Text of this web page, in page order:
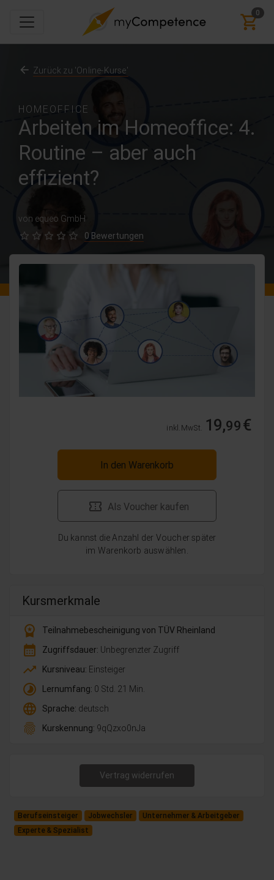
0
HOMEOFFICE
Arbeiten im Homeoffice: 4.
Routine – aber auch
effizient?
von equeo GmbH
0 Bewertungen
Zurück zu 'Online-Kurse'
inkl. MwSt. 19,99€
In den Warenkorb
Als Voucher kaufen
Du kannst die Anzahl der Voucher später
im Warenkorb auswählen.
Kursmerkmale
workspace_premium
Teilnahmebescheinigung von TÜV Rheinland
calendar_month Zugriffsdauer: Unbegrenzter Zugriff
trending_up Kursniveau: Einsteiger
timelapse Lernumfang: 0 Std. 21 Min.
language Sprache: deutsch
fingerprint Kurskennung: 9qQzxo0nJa
Vertrag widerrufen
Berufseinsteiger Jobwechsler
Unternehmer & Arbeitgeber
Experte & Spezialist